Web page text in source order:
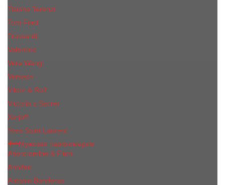
Tiziana Terenzi
Tom Ford
Trussardi
Valentino
Vera Wang
Versace
Viktor & Rolf
Victoria s Secret
Xerjoff
Yves Saint Laurent
Мужская парфюмерия
Abercrombie & Fitch
Annifen
Antonio Banderas